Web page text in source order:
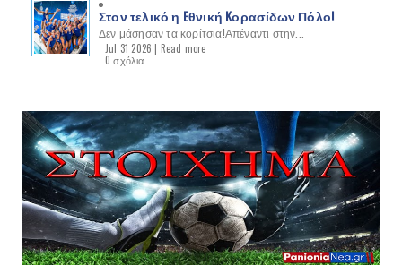
Στον τελικό η Eθνική Kορασίδων Πόλο!
Δεν μάσησαν τα κορίτσια!Απέναντι στην...
Jul 31 2026 | Read more
0 σχόλια